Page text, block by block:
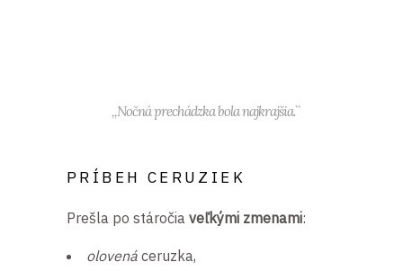
,,Nočná prechádzka bola najkrajšia.``
PRÍBEH CERUZIEK
Prešla po stáročia veľkými zmenami:
olovená ceruzka,